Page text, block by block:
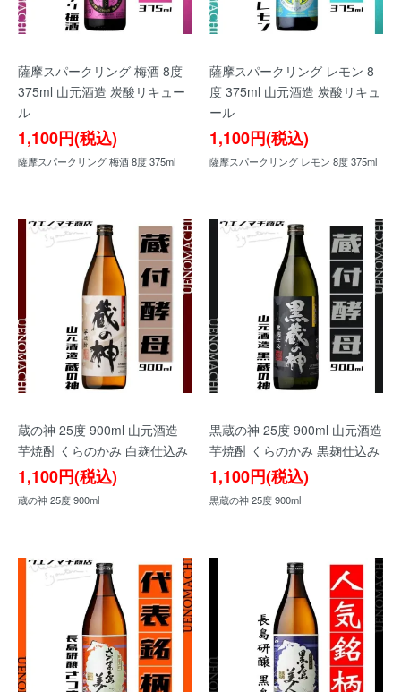
薩摩スパークリング 梅酒 8度
375ml 山元酒造 炭酸リキュー
ル
1,100円(税込)
薩摩スパークリング 梅酒 8度 375ml
薩摩スパークリング レモン 8
度 375ml 山元酒造 炭酸リキュ
ール
1,100円(税込)
薩摩スパークリング レモン 8度 375ml
蔵の神 25度 900ml 山元酒造
芋焼酎 くらのかみ 白麹仕込み
1,100円(税込)
蔵の神 25度 900ml
黒蔵の神 25度 900ml 山元酒造
芋焼酎 くらのかみ 黒麹仕込み
1,100円(税込)
黒蔵の神 25度 900ml